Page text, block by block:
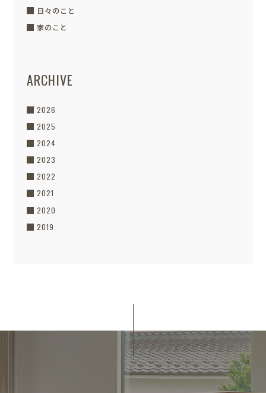
日々のこと
家のこと
ARCHIVE
2026
2025
2024
2023
2022
2021
2020
2019